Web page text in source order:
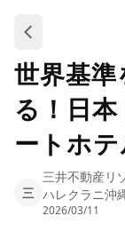
世界基
る！日
ートホ
三
三井不動産リ
ハレクラニ沖
2026/03/11